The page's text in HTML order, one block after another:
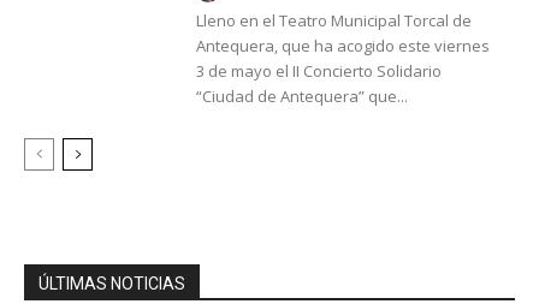
Lleno en el Teatro Municipal Torcal de
Antequera, que ha acogido este viernes
3 de mayo el II Concierto Solidario
“Ciudad de Antequera” que...
ÚLTIMAS NOTICIAS